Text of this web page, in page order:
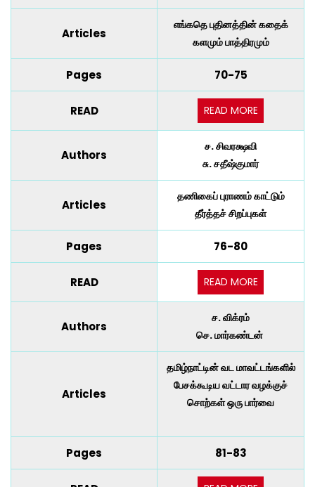
Articles
எங்கதெ புதினத்தின் கதைக்
களமும் பாத்திரமும்
Pages 70-75
READ READ MORE
Authors
ச. சிவரக்ஷவி
சு. சதீஷ்குமார்
Articles
தணிகைப் புராணம் காட்டும்
தீர்த்தச் சிறப்புகள்
Pages 76-80
READ READ MORE
Authors
ச. விக்ரம்
செ. மார்கண்டன்
Articles
தமிழ்நாட்டின் வட மாவட்டங்களில்
பேசக்கூடிய வட்டார வழக்குச்
சொற்கள் ஒரு பார்வை
Pages 81-83